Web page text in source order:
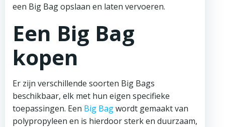
een Big Bag opslaan en laten vervoeren.
Een Big Bag
kopen
Er zijn verschillende soorten Big Bags
beschikbaar, elk met hun eigen specifieke
toepassingen. Een Big Bagwordt gemaakt van
polypropyleen en is hierdoor sterk en duurzaam,